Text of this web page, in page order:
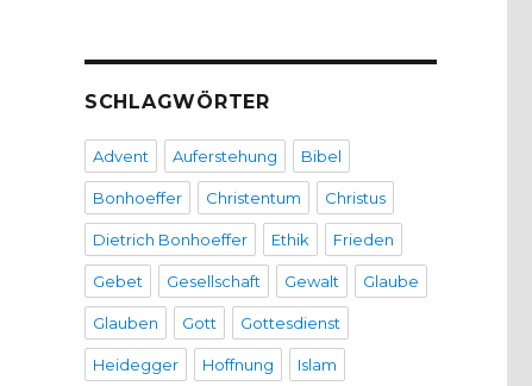
SCHLAGWÖRTER
Advent Auferstehung Bibel
Bonhoeffer Christentum Christus
Dietrich Bonhoeffer Ethik Frieden
Gebet Gesellschaft Gewalt Glaube
Glauben Gott Gottesdienst
Heidegger Hoffnung Islam